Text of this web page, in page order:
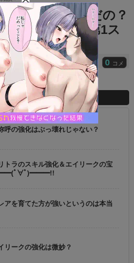
t
e
伝承突っ込んだの？
るんだが…⇛第1ス
ないだろ
0 コメ
呼の強化はぶっ壊れじゃない？
トラのスキル強化＆エイリークの宝
ﾟ∀ﾟ)━━━!!
アを育てた方が強いというのは本当
リークの強化は微妙？